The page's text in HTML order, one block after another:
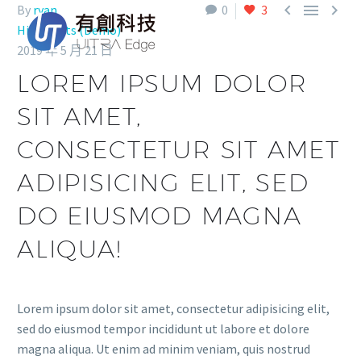
0 3   
By ryan
Highlights (Demo)
2019 年 5 月 21 日
LOREM IPSUM DOLOR
SIT AMET,
CONSECTETUR SIT AMET
ADIPISICING ELIT, SED
DO EIUSMOD MAGNA
ALIQUA!
Lorem ipsum dolor sit amet, consectetur adipisicing elit,
sed do eiusmod tempor incididunt ut labore et dolore
magna aliqua. Ut enim ad minim veniam, quis nostrud